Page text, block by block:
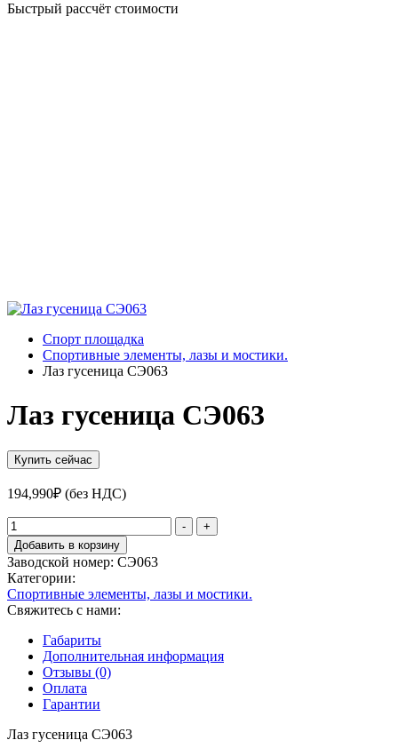
Быстрый рассчёт стоимости
Спорт площадка
Спортивные элементы, лазы и мостики.
Лаз гусеница СЭ063
Лаз гусеница СЭ063
Купить сейчас
194,990₽ (без НДС)
Количество
товара
Лаз
гусеница
СЭ063
-
+
Добавить в корзину
Заводской номер: СЭ063
Категории:
Спортивные элементы, лазы и мостики.
Свяжитесь с нами:
Габариты
Дополнительная информация
Отзывы (0)
Оплата
Гарантии
Лаз гусеница СЭ063